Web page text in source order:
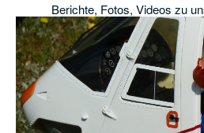
Berichte, Fotos, Videos zu